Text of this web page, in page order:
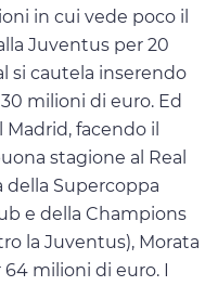
in cui vede poco il
Juventus per 20
si cautela inserendo
milioni di euro. Ed
facendo il
stagione al Real
della Supercoppa
e della Champions
la Juventus), Morata
milioni di euro. I